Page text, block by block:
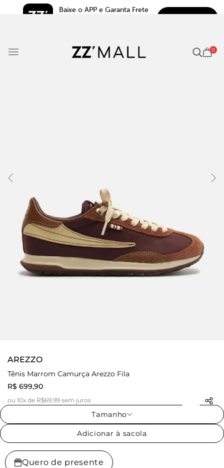
Baixe o APP e Garanta Frete
0
AREZZO
Tênis Marrom Camurça Arezzo Fila
R$ 699,90
ou 10x de R$69,99 sem juros
Tamanho
Adicionar à sacola
Quero de presente